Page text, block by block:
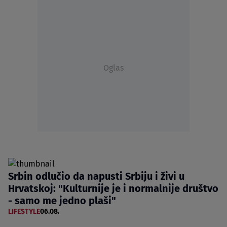
Oglas
Srbin odlučio da napusti Srbiju i živi u
Hrvatskoj: "Kulturnije je i normalnije društvo
- samo me jedno plaši"
LIFESTYLE06.08.